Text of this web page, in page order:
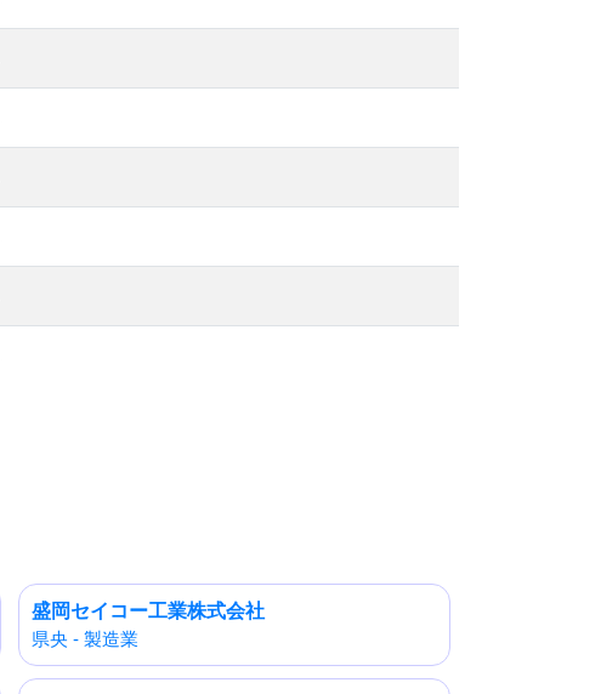
盛岡セイコー工業株式会社
県央 - 製造業